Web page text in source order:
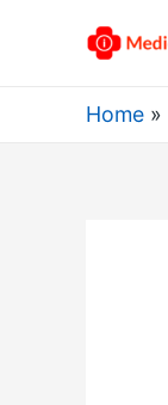
Home